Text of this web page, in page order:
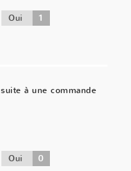
Oui 1
suite à une commande
Oui 0